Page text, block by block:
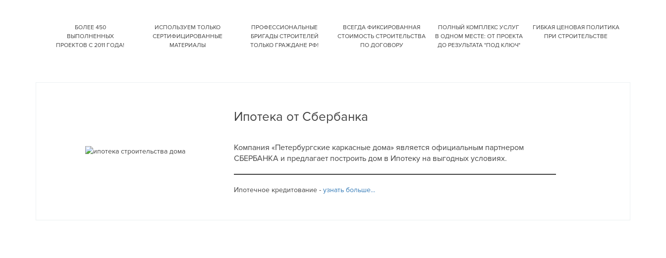
БОЛЕЕ 450
ВЫПОЛНЕННЫХ
ПРОЕКТОВ С 2011 ГОДА!
ИСПОЛЬЗУЕМ ТОЛЬКО
СЕРТИФИЦИРОВАННЫЕ
МАТЕРИАЛЫ
ПРОФЕССИОНАЛЬНЫЕ
БРИГАДЫ СТРОИТЕЛЕЙ
ТОЛЬКО ГРАЖДАНЕ РФ!
ВСЕГДА ФИКСИРОВАННАЯ
СТОИМОСТЬ СТРОИТЕЛЬСТВА
ПО ДОГОВОРУ
ПОЛНЫЙ КОМПЛЕКС УСЛУГ
В ОДНОМ МЕСТЕ: ОТ ПРОЕКТА
ДО РЕЗУЛЬТАТА "ПОД КЛЮЧ"
ГИБКАЯ ЦЕНОВАЯ ПОЛИТИКА
ПРИ СТРОИТЕЛЬСТВЕ
Ипотека от Сбербанка
Компания «Петербургские каркасные дома» является официальным партнером
СБЕРБАНКА и предлагает построить дом в Ипотеку на выгодных условиях.
Ипотечное кредитование -узнать больше...